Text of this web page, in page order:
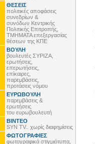
ΘΕΣΕΙΣ
πολιτικές αποφάσεις
συνεδρίων &
συνόδων Κεντρικής
Πολιτικής Επιτροπής,
ΤΜΗΜΑΤΑ επεξεργασίας
θέσεων της ΚΠΕ
ΒΟΥΛΗ
βουλευτές ΣΥΡΙΖΑ,
ερωτήσεις,
επερωτήσεις,
επίκαιρες,
παρεμβάσεις,
προτάσεις νόμου
ΕΥΡΩΒΟΥΛΗ
παρεμβάσεις &
ερωτήσεις
του ευρωβουλευτή
ΒΙΝΤΕΟ
SYN TV.. χωρίς διαφημίσεις
ΦΩΤΟΓΡΑΦΙΕΣ
φωτογραφικά στιγμιότυπα,